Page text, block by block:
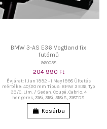
BMW 3-AS E36 Vogtland fix
futómű
960038
204 990 Ft
Évjárat: 1 Jun 1992 - 1 May 1998 Ültetés
mértéke: 40/20 mm Típus: BMW 3 E36, Typ
3B/C, Lim. / Sedan, Coupé, Cabrio, 4
hengeres, 316i, 318i, 318iS, 318TDS
Kosárba